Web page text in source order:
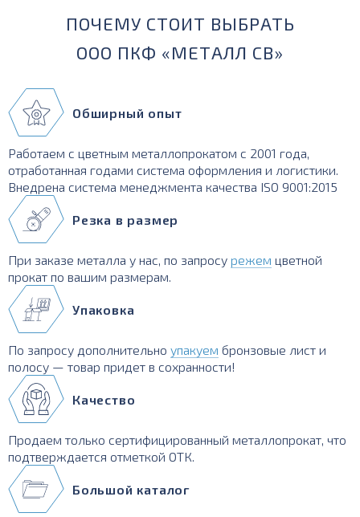
ПОЧЕМУ СТОИТ ВЫБРАТЬ
ООО ПКФ «МЕТАЛЛ СВ»
Обширный опыт
Работаем с цветным металлопрокатом с 2001 года,
отработанная годами система оформления и логистики.
Внедрена система менеджмента качества ISO 9001:2015
Резка в размер
При заказе металла у нас, по запросу режем цветной
прокат по вашим размерам.
Упаковка
По запросу дополнительно упакуем бронзовые лист и
полосу — товар придет в сохранности!
Качество
Продаем только сертифицированный металлопрокат, что
подтверждается отметкой ОТК.
Большой каталог